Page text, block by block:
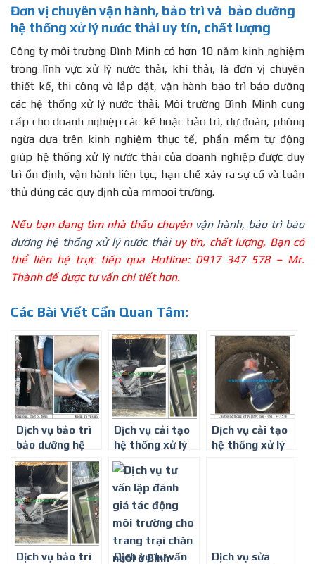
Đơn vị chuyên vận hành, bảo trì và bảo dưỡng
hệ thống xử lý nước thải uy tín, chất lượng
Công ty môi trường Bình Minh có hơn 10 năm kinh nghiệm
trong lĩnh vực xử lý nước thải, khí thải, là đơn vị chuyên
thiết kế, thi công và lắp đặt, vận hành bảo trì bảo dưỡng
các hệ thống xử lý nước thải. Môi trường Bình Minh cung
cấp cho doanh nghiệp các kế hoặc bảo trì, dự đoán, phòng
ngừa dựa trên kinh nghiệm thực tế, phần mềm tự động
giúp hệ thống xử lý nước thải của doanh nghiệp được duy
trì ổn định, vận hành liên tục, hạn chế xảy ra sự cố và tuân
thủ đúng các quy định của mmooi trường.
Nếu bạn đang tìm nhà thầu chuyên vận hành, bảo trì bảo
dưỡng hệ thống xử lý nước thảiuy tín, chất lượng, Bạn có
thể liên hệ trực tiếp qua Hotline: 0917 347 578 – Mr.
Thành để được tư vấn chi tiết hơn.
Các Bài Viết Cần Quan Tâm:
Dịch vụ bảo trì
bảo dưỡng hệ
thống xử lý
nước thải ở Bình
Dương
Dịch vụ cải tạo
hệ thống xử lý
nước thải ở
Đồng Nai
Dịch vụ cải tạo
hệ thống xử lý
Dịch vụ bảo trì
Dịch vụ tư vấn
Dịch vụ sửa